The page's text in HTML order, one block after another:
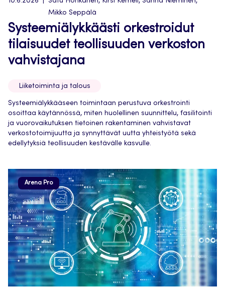
Mikko Seppälä
Systeemiälykkäästi orkestroidut
tilaisuudet teollisuuden verkoston
vahvistajana
Liiketoiminta ja talous
Systeemiälykkääseen toimintaan perustuva orkestrointi
osoittaa käytännössä, miten huolellinen suunnittelu, fasilitointi
ja vuorovaikutuksen tietoinen rakentaminen vahvistavat
verkostotoimijuutta ja synnyttävät uutta yhteistyötä sekä
edellytyksiä teollisuuden kestävälle kasvulle.
Arena Pro